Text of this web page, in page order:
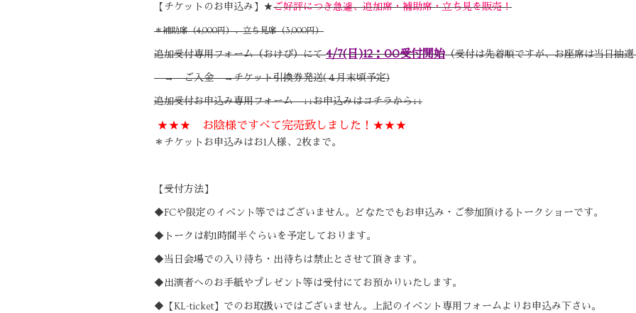
【チケットのお申込み】★ご好評につき急遽、追加席・補助席・立ち見を販売！
＊補助席（4,000円）、立ち見席（3,000円）
追加受付専用フォーム（おけぴ）にて4/7(日)12：00受付開始（受付は先着順ですが、お座席は当日抽選
→ ご入金 →チケット引換券発送(４月末頃予定)
追加受付お申込み専用フォーム ↓↓お申込みはコチラから↓↓
★★★ お陰様ですべて完売致しました！ ★★★
＊チケットお申込みはお1人様、2枚まで。
【受付方法】
◆FCや限定のイベント等ではございません。どなたでもお申込み・ご参加頂けるトークショーです。
◆トークは約1時間半ぐらいを予定しております。
◆当日会場での入り待ち・出待ちは禁止とさせて頂きます。
◆出演者へのお手紙やプレゼント等は受付にてお預かりいたします。
◆【KL-ticket】でのお取扱いではございません。上記のイベント専用フォームよりお申込み下さい。